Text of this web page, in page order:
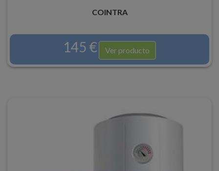
COINTRA
145 € Ver producto